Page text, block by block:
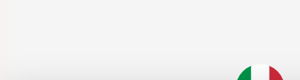
oder anderen Schäden führen. Überprüfen Sie regelmäßig
Risse oder Rost, und beachten Sie stets die